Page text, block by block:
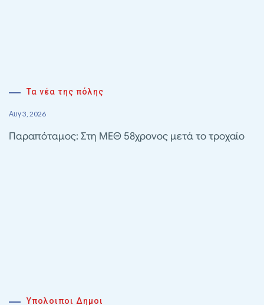
Τα νέα της πόλης
Αυγ 3, 2026
Παραπόταμος: Στη ΜΕΘ 58χρονος μετά το τροχαίο
Υπολοιποι Δημοι